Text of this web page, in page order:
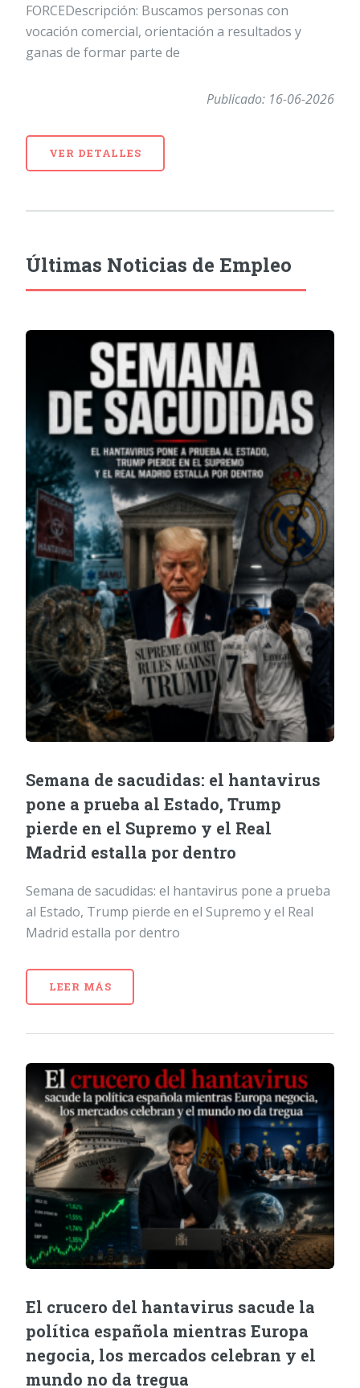
FORCEDescripción: Buscamos personas con
vocación comercial, orientación a resultados y
ganas de formar parte de
Publicado: 16-06-2026
VER DETALLES
Últimas Noticias de Empleo
Semana de sacudidas: el hantavirus
pone a prueba al Estado, Trump
pierde en el Supremo y el Real
Madrid estalla por dentro
Semana de sacudidas: el hantavirus pone a prueba
al Estado, Trump pierde en el Supremo y el Real
Madrid estalla por dentro
LEER MÁS
El crucero del hantavirus sacude la
política española mientras Europa
negocia, los mercados celebran y el
mundo no da tregua